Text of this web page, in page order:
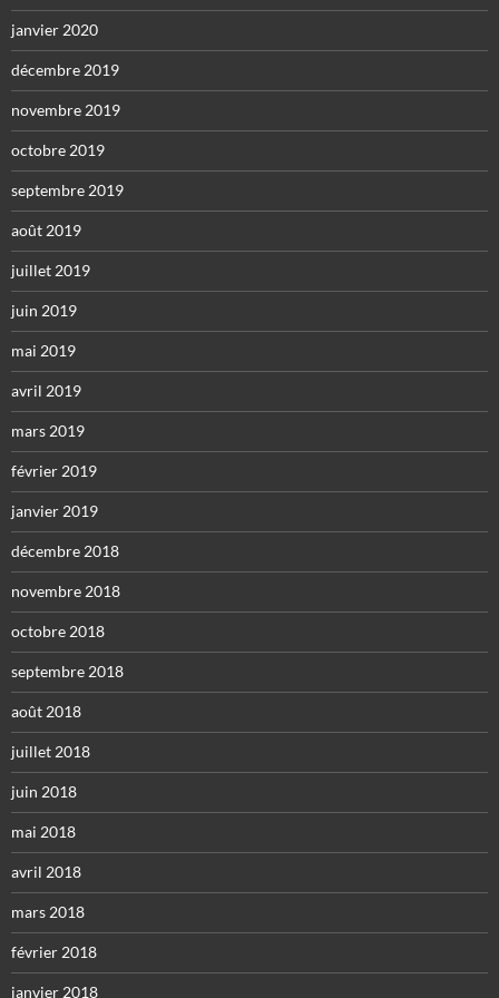
janvier 2020
décembre 2019
novembre 2019
octobre 2019
septembre 2019
août 2019
juillet 2019
juin 2019
mai 2019
avril 2019
mars 2019
février 2019
janvier 2019
décembre 2018
novembre 2018
octobre 2018
septembre 2018
août 2018
juillet 2018
juin 2018
mai 2018
avril 2018
mars 2018
février 2018
janvier 2018